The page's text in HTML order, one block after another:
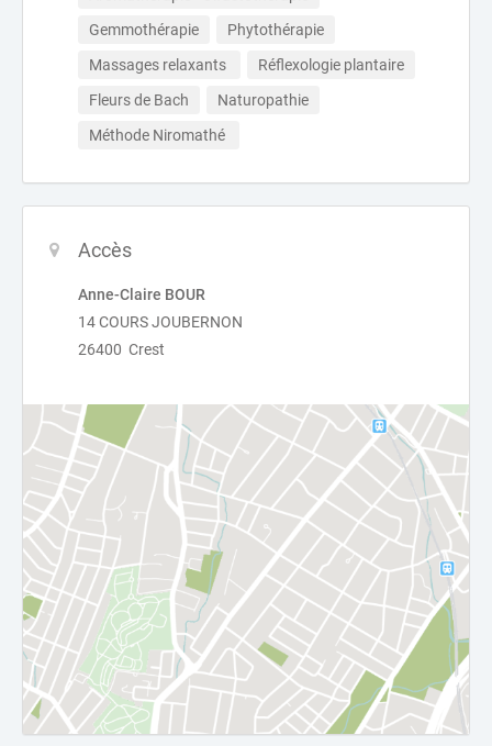
Gemmothérapie
Phytothérapie
Massages relaxants
Réflexologie plantaire
Fleurs de Bach
Naturopathie
Méthode Niromathé
Accès
Anne-Claire BOUR
14 COURS JOUBERNON
26400 Crest